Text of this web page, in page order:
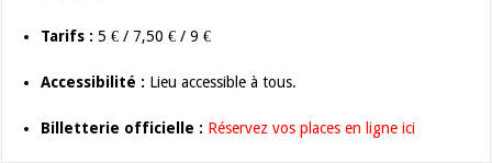
Tarifs : 5 € / 7,50 € / 9 €
Accessibilité : Lieu accessible à tous.
Billetterie officielle : Réservez vos places en ligne ici